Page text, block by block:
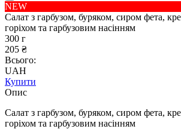
NEW
Салат з гарбузом, буряком, сиром фета,
горіхом та гарбузовим насінням
300 г
205 ₴
Всього:
UAH
Купити
Опис
Cалат з гарбузом, буряком, сиром фета,
горіхом та гарбузовим насінням